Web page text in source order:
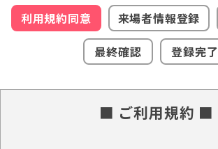
利用規約同意 来場者情報登録
最終確認
登録完了
■ ご利用規約 ■